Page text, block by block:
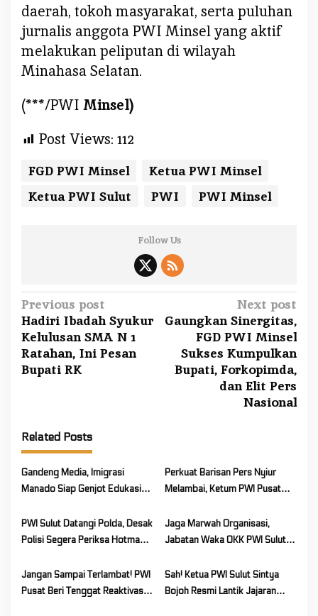
daerah, tokoh masyarakat, serta puluhan
jurnalis anggota PWI Minsel yang aktif
melakukan peliputan di wilayah
Minahasa Selatan.
(***/PWI Minsel)
Post Views: 112
FGD PWI Minsel
Ketua PWI Minsel
Ketua PWI Sulut
PWI PWI Minsel
Follow Us
P
o
s
t
i
g
a
i
o
Previous post
Hadiri Ibadah Syukur
Kelulusan SMA N 1
Ratahan, Ini Pesan
Bupati RK
Next post
Gaungkan Sinergitas,
FGD PWI Minsel
Sukses Kumpulkan
Bupati, Forkopimda,
dan Elit Pers
Nasional
Related Posts
Gandeng Media, Imigrasi
Manado Siap Genjot Edukasi
Sulut
Perkuat Barisan Pers Nyiur
Melambai, Ketum PWI Pusat
PWI Sulut Datangi Polda, Desak
Polisi Segera Periksa Hotman
Jaga Marwah Organisasi,
Jabatan Waka OKK PWI Sulut
Jangan Sampai Terlambat! PWI
Pusat Beri Tenggat Reaktivasi
Sah! Ketua PWI Sulut Sintya
Bojoh Resmi Lantik Jajaran